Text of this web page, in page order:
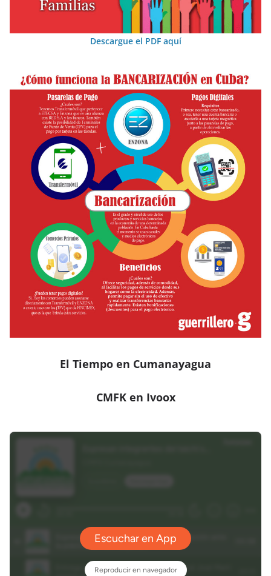
Descargue el PDF aquí
El Tiempo en Cumanayagua
CMFK en Ivoox